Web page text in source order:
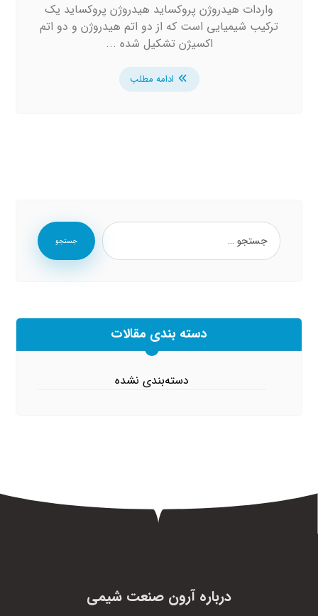
واردات هیدروژن پروکساید هیدروژن پروکساید یک
ترکیب شیمیایی است که از دو اتم هیدروژن و دو اتم
اکسیژن تشکیل شده ...
ادامه مطلب
جستجو
دسته بندی مقالات
دسته‌بندی نشده
درباره آرون صنعت شیمی